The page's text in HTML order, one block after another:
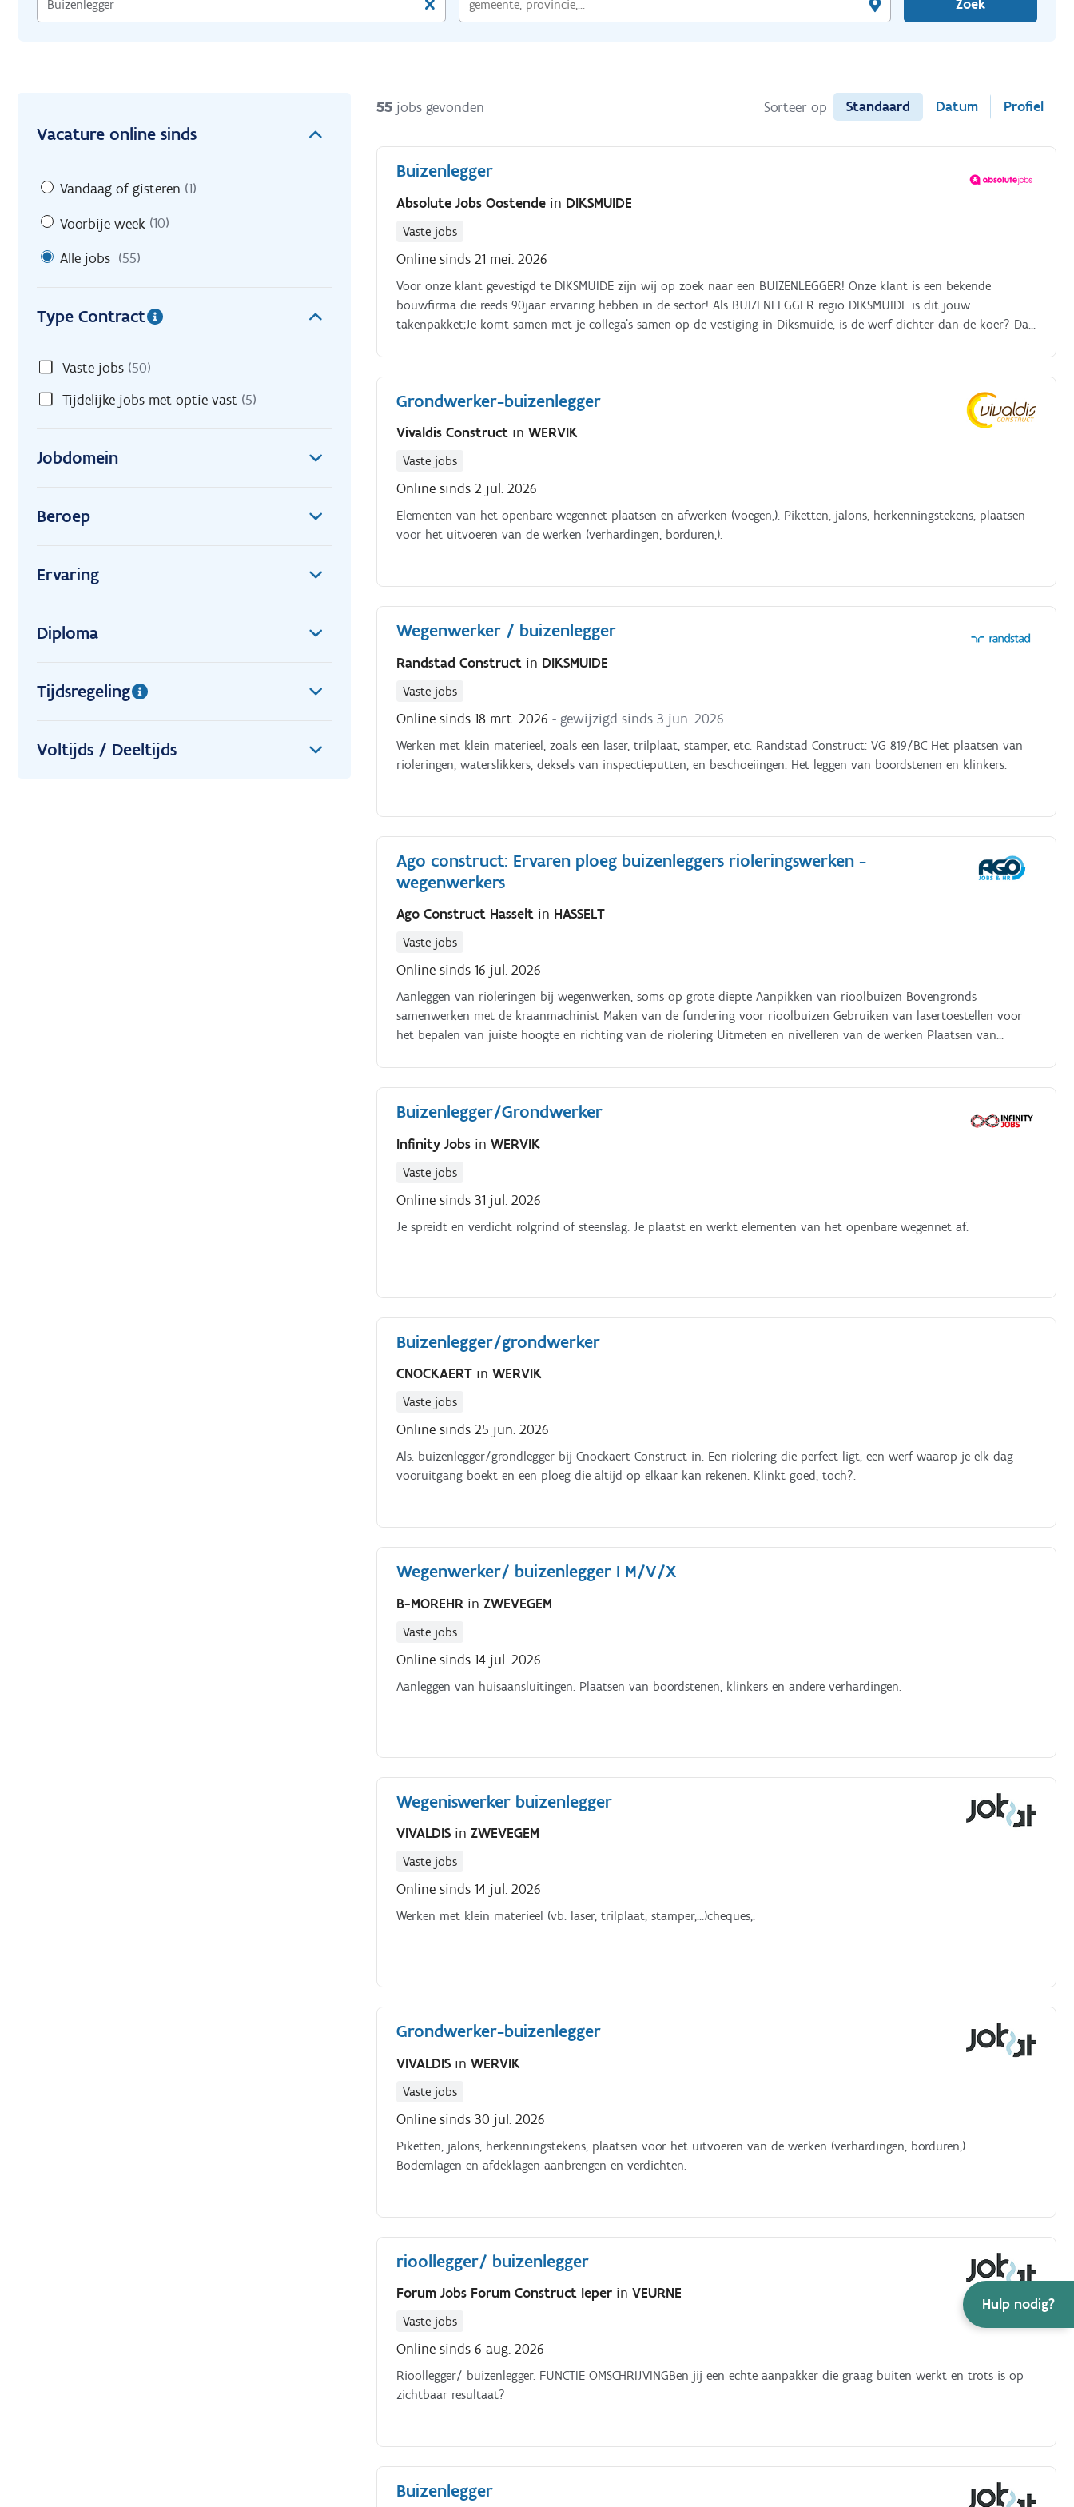
Hulp nodig?
Zoek
Vacature online sinds
Vandaag of gisteren (1)
Voorbije week (10)
Alle jobs (55)
Type Contract
Vaste jobs (50)
Tijdelijke jobs met optie vast (5)
Jobdomein
Beroep
Ervaring
Diploma
Tijdsregeling
Voltijds / Deeltijds
55 jobs gevonden Sorteer op Standaard Datum Profiel
Buizenlegger
Absolute Jobs Oostende in DIKSMUIDE
Vaste jobs
Online sinds 21 mei. 2026
Voor onze klant gevestigd te DIKSMUIDE zijn wij op zoek naar een BUIZENLEGGER! Onze klant is een bekende
bouwfirma die reeds 90jaar ervaring hebben in de sector! Als BUIZENLEGGER regio DIKSMUIDE is dit jouw
takenpakket;Je komt samen met je collega's samen op de vestiging in Diksmuide, is de werf dichter dan de koer? Dan
speelt een belangrijke rol in het aansluiten van de buizen volgens correcte richting en niveau;Je bent werkt iedere
dag buiten;Je bent niet bang van fysiek werk omwille je de buizen met bedekken met aarde aan de hand van
schoppen.
Grondwerker-buizenlegger
Vivaldis Construct inWERVIK
Vaste jobs
Online sinds 2 jul. 2026
Elementen van het openbare wegennet plaatsen en afwerken (voegen,). Piketten, jalons, herkenningstekens, plaatsen
voor het uitvoeren van de werken (verhardingen, borduren,).
Wegenwerker / buizenlegger
Randstad Construct in DIKSMUIDE
Vaste jobs
Online sinds 18 mrt. 2026 - gewijzigd sinds 3 jun. 2026
Werken met klein materieel, zoals een laser, trilplaat, stamper, etc. Randstad Construct: VG 819/BC Het plaatsen van
rioleringen, waterslikkers, deksels van inspectieputten, en beschoeiingen. Het leggen van boordstenen en klinkers.
Ago construct: Ervaren ploeg buizenleggers rioleringswerken -
wegenwerkers
Ago Construct Hasselt in HASSELT
Vaste jobs
Online sinds 16 jul. 2026
Aanleggen van rioleringen bij wegenwerken, soms op grote diepte Aanpikken van rioolbuizen Bovengronds
samenwerken met de kraanmachinist Maken van de fundering voor rioolbuizen Gebruiken van lasertoestellen voor
het bepalen van juiste hoogte en richting van de riolering Uitmeten en nivelleren van de werken Plaatsen van
van sleuven Verdichten van de sleuf met verdichtingstoestellen Aansluiten van afloopbuizen van woningen op de
riolering Plaatsen van inspectieputten op het rioleringsnet
Buizenlegger/Grondwerker
Infinity Jobs inWERVIK
Vaste jobs
Online sinds 31 jul. 2026
Je spreidt en verdicht rolgrind of steenslag. Je plaatst en werkt elementen van het openbare wegennet af.
Buizenlegger/grondwerker
CNOCKAERT inWERVIK
Vaste jobs
Online sinds 25 jun. 2026
Als. buizenlegger/grondlegger bij Cnockaert Construct in. Een riolering die perfect ligt, een werf waarop je elk dag
vooruitgang boekt en een ploeg die altijd op elkaar kan rekenen. Klinkt goed, toch?.
Wegenwerker/ buizenlegger I M/V/X
B-MOREHR inZWEVEGEM
Vaste jobs
Online sinds 14 jul. 2026
Aanleggen van huisaansluitingen. Plaatsen van boordstenen, klinkers en andere verhardingen.
Wegeniswerker buizenlegger
VIVALDIS inZWEVEGEM
Vaste jobs
Online sinds 14 jul. 2026
Werken met klein materieel (vb. laser, trilplaat, stamper,…)cheques,.
Grondwerker-buizenlegger
VIVALDIS inWERVIK
Vaste jobs
Online sinds 30 jul. 2026
Piketten, jalons, herkenningstekens, plaatsen voor het uitvoeren van de werken (verhardingen, borduren,).
Bodemlagen en afdeklagen aanbrengen en verdichten.
rioollegger/ buizenlegger
Forum Jobs Forum Construct Ieper inVEURNE
Vaste jobs
Online sinds 6 aug. 2026
Rioollegger/ buizenlegger. FUNCTIE OMSCHRIJVINGBen jij een echte aanpakker die graag buiten werkt en trots is op
zichtbaar resultaat?
Buizenlegger